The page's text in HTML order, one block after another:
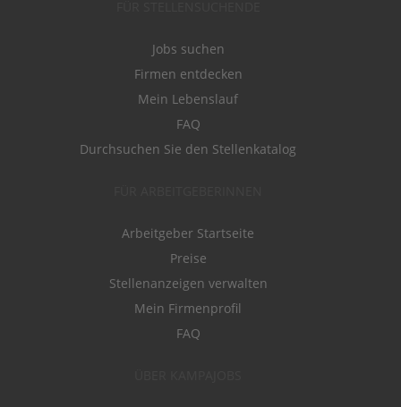
Jobs suchen
Firmen entdecken
Mein Lebenslauf
FAQ
Durchsuchen Sie den Stellenkatalog
Arbeitgeber Startseite
Preise
Stellenanzeigen verwalten
Mein Firmenprofil
FAQ